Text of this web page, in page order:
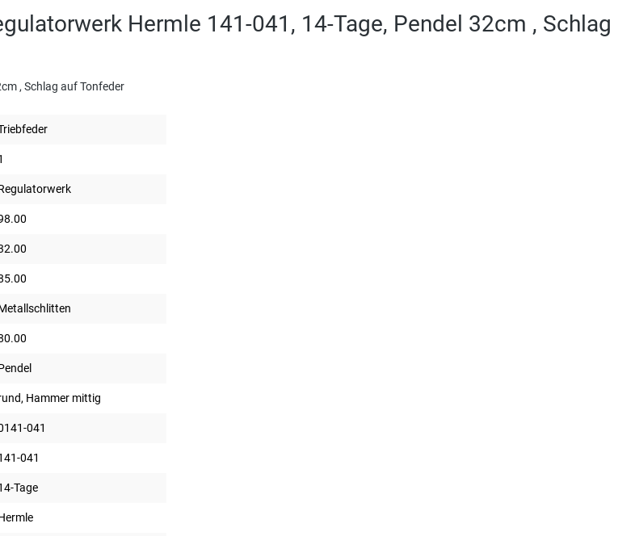
Hermle 141-041, 14-Tage, Pendel 32cm , Schlag
, Schlag auf Tonfeder
Hammer mittig
041
041
Tage